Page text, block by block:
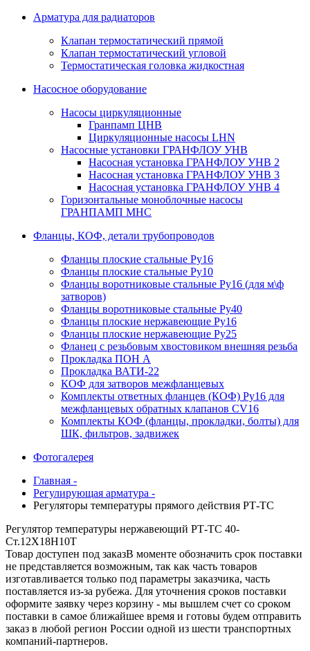
Арматура для радиаторов
Клапан термостатический прямой
Клапан термостатический угловой
Термостатическая головка жидкостная
Насосное оборудование
Насосы циркуляционные
Гранпамп ЦНВ
Циркуляционные насосы LHN
Насосные установки ГРАНФЛОУ УНВ
Насосная установка ГРАНФЛОУ УНВ 2
Насосная установка ГРАНФЛОУ УНВ 3
Насосная установка ГРАНФЛОУ УНВ 4
Горизонтальные моноблочные насосы
ГРАНПАМП МНС
Фланцы, КОФ, детали трубопроводов
Фланцы плоские стальные Ру16
Фланцы плоские стальные Ру10
Фланцы воротниковые стальные Ру16 (для м\ф
затворов)
Фланцы воротниковые стальные Ру40
Фланцы плоские нержавеющие Ру16
Фланцы плоские нержавеющие Ру25
Фланец с резьбовым хвостовиком внешняя резьба
Прокладка ПОН А
Прокладка ВАТИ-22
КОФ для затворов межфланцевых
Комплекты ответных фланцев (КОФ) Ру16 для
межфланцевых обратных клапанов CV16
Комплекты КОФ (фланцы, прокладки, болты) для
ШК, фильтров, задвижек
Фотогалерея
Главная -
Регулирующая арматура -
Регуляторы температуры прямого действия РТ-ТС
Регулятор температуры нержавеющий РТ-ТС 40-
Ст.12Х18Н10Т
Товар доступен под заказВ моменте обозначить срок поставки
не представляется возможным, так как часть товаров
изготавливается только под параметры заказчика, часть
поставляется из-за рубежа. Для уточнения сроков поставки
оформите заявку через корзину - мы вышлем счет со сроком
поставки в самое ближайшее время и готовы будем отправить
заказ в любой регион России одной из шести транспортных
компаний-партнеров.